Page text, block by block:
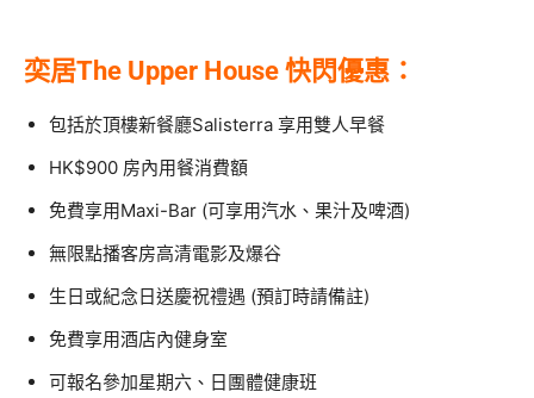
奕居The Upper House 快閃優惠：
包括於頂樓新餐廳Salisterra 享用雙人早餐
HK$900 房內用餐消費額
免費享用Maxi-Bar (可享用汽水、果汁及啤酒)
無限點播客房高清電影及爆谷
生日或紀念日送慶祝禮遇 (預訂時請備註)
免費享用酒店內健身室
可報名參加星期六、日團體健康班